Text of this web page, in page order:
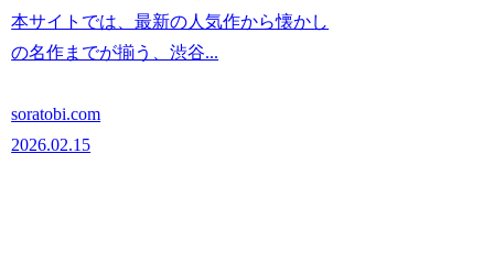
本サイトでは、最新の人気作から懐かし
の名作までが揃う、渋谷...
soratobi.com
2026.02.15